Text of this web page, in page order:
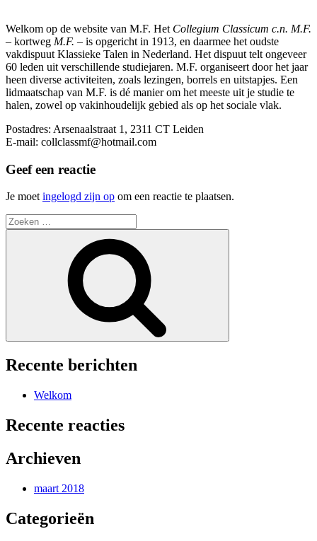
Welkom op de website van M.F. Het Collegium Classicum c.n. M.F.
– kortweg M.F. – is opgericht in 1913, en daarmee het oudste
vakdispuut Klassieke Talen in Nederland. Het dispuut telt ongeveer
60 leden uit verschillende studiejaren. M.F. organiseert door het jaar
heen diverse activiteiten, zoals lezingen, borrels en uitstapjes. Een
lidmaatschap van M.F. is dé manier om het meeste uit je studie te
halen, zowel op vakinhoudelijk gebied als op het sociale vlak.
Postadres: Arsenaalstraat 1, 2311 CT Leiden
E-mail: collclassmf@hotmail.com
Geef een reactie
Je moet ingelogd zijn op om een reactie te plaatsen.
Zoeken
naar:
Recente berichten
Welkom
Recente reacties
Archieven
maart 2018
Categorieën